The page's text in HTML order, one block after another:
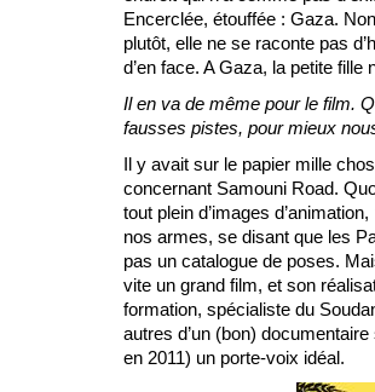
Encerclée, étouffée : Gaza.
plutôt, elle ne se raconte pas
d’en face. A Gaza, la petite fille
Il en va de même pour le film.
fausses pistes, pour mieux
Il y avait sur le papier mille
concernant Samouni Road.
tout plein d’images
nos armes, se disant que les
pas un catalogue de poses.
vite un grand film, et son
formation, spécialiste du
autres d’un (bon)
en 2011) un porte-voix idéal.